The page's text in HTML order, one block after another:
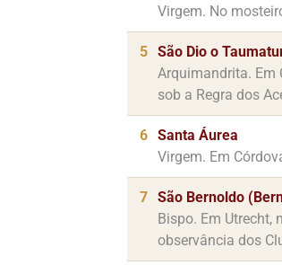
Virgem. No
5 São Dio o
Arquimandrita. Em
sob a Regra dos
6 Santa Áurea
Virgem. Em
7 São Bernoldo
Bispo. Em Utrecht,
observância dos